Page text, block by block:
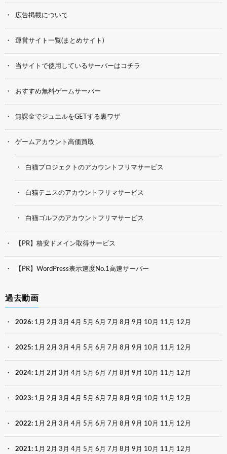
広告掲載について
運営サイト一覧(まとめサイト)
当サイトで使用しているサーバーはコチラ
おすすめ無料ゲームサーバー
無課金でジュエルをGETする裏ワザ
ゲームアカウント高価買取
白猫プロジェクトのアカウントフリマサービス
白猫テニスのアカウントフリマサービス
白猫ゴルフのアカウントフリマサービス
【PR】格安ドメイン取得サービス
【PR】WordPress表示速度No.1高速サーバー
過去動画
2026: 1月 2月 3月 4月 5月 6月 7月 8月 9月 10月 11月 12月
2025: 1月 2月 3月 4月 5月 6月 7月 8月 9月 10月 11月 12月
2024: 1月 2月 3月 4月 5月 6月 7月 8月 9月 10月 11月 12月
2023: 1月 2月 3月 4月 5月 6月 7月 8月 9月 10月 11月 12月
2022: 1月 2月 3月 4月 5月 6月 7月 8月 9月 10月 11月 12月
2021: 1月 2月 3月 4月 5月 6月 7月 8月 9月 10月 11月 12月